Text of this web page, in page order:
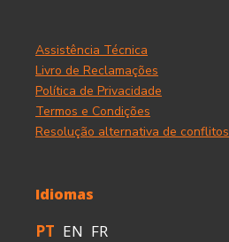
Assistência Técnica
Livro de Reclamações
Política de Privacidade
Termos e Condições
Resolução alternativa de conflitos
Idiomas
PT EN FR